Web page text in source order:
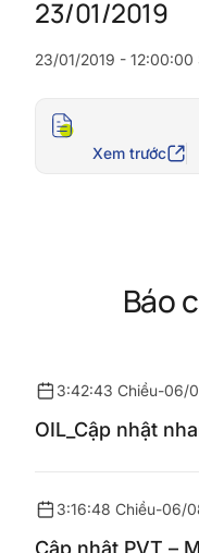
23/01/2019
23/01/2019 - 12:00:00
Xem trước
Báo
3:42:43 Chiều-06/
OIL_Cập nhật
3:16:48 Chiều-06/
Cập nhật PVT –